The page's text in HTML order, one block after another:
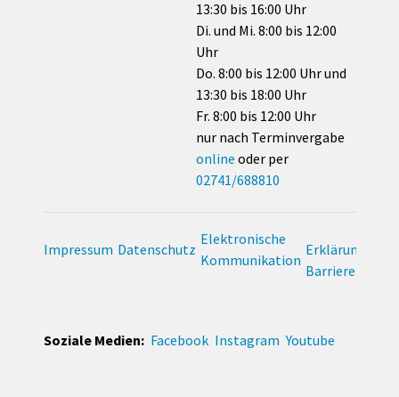
13:30 bis 16:00 Uhr
Di. und Mi. 8:00 bis 12:00
Uhr
Do. 8:00 bis 12:00 Uhr und
13:30 bis 18:00 Uhr
Fr. 8:00 bis 12:00 Uhr
nur nach Terminvergabe
online oder per
02741/688810
Impressum Datenschutz
Elektronische
Kommunikation
Erklärung zur
Soziale Medien: Facebook Instagram Youtube